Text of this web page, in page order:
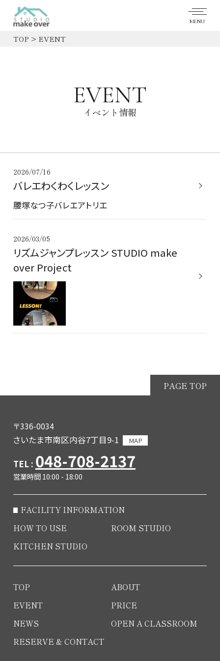
MENU
TOP EVENT
EVENT
イベント情報
2026/07/16
バレエわくわくレッスン
腰塚なつ子バレエアトリエ
2026/03/05
リズムジャンプレッスン STUDIO make
over Project
PAGE TOP
〒336-0034
さいたま市南区内谷7丁目9-1 MAP
TEL : 048-708-2137
営業時間 10:00 - 18:00
FACILITY INFORMATION
HOW TO USE
ROOM STUDIO
KITCHEN STUDIO
TOP
ABOUT
EVENT
PRICE
NEWS
OPEN A CLASSROOM
RESERVE & CONTACT